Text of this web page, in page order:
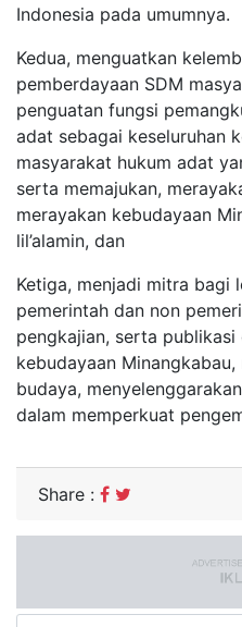
Indonesia pada umumnya.
Kedua, menguatkan
pemberdayaan SDM
penguatan fungsi
adat sebagai keseluruhan
masyarakat hukum adat
serta memajukan,
merayakan kebudayaan
lil’alamin, dan
Ketiga, menjadi mitra bagi
pemerintah dan non
pengkajian, serta
kebudayaan
budaya,
dalam memperkuat
Share :